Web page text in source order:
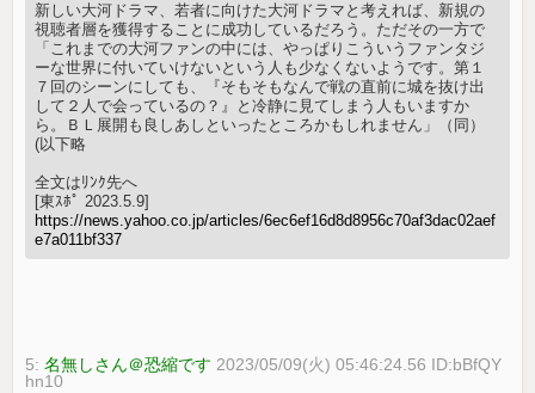
新しい大河ドラマ、若者に向けた大河ドラマと考えれば、新規の
視聴者層を獲得することに成功しているだろう。ただその一方で
「これまでの大河ファンの中には、やっぱりこういうファンタジ
ーな世界に付いていけないという人も少なくないようです。第１
７回のシーンにしても、『そもそもなんで戦の直前に城を抜け出
して２人で会っているの？』と冷静に見てしまう人もいますか
ら。ＢＬ展開も良しあしといったところかもしれません」（同）
(以下略
全文はﾘﾝｸ先へ
[東ｽﾎﾟ 2023.5.9]
https://news.yahoo.co.jp/articles/6ec6ef16d8d8956c70af3dac02aef
e7a011bf337
5:名無しさん＠恐縮です 2023/05/09(火) 05:46:24.56 ID:bBfQY
hn10